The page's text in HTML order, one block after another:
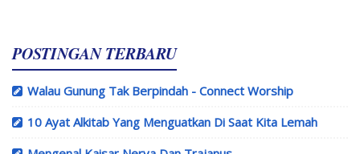
POSTINGAN TERBARU
Walau Gunung Tak Berpindah - Connect Worship
10 Ayat Alkitab Yang Menguatkan Di Saat Kita Lemah